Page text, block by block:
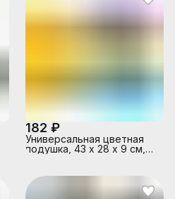
182 ₽
Универсальная цветная
подушка, 43 х 28 х 9 см,